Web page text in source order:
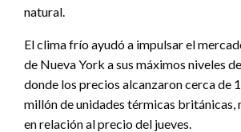
natural.
El clima frío ayudó a impulsar el
de Nueva York a sus máximos niveles
donde los precios alcanzaron cerca de
millón de unidades térmicas británicas,
en relación al precio del jueves.